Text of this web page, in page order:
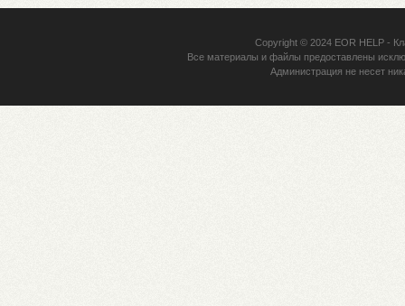
Copyright © 2024 EOR HELP-
Все материалы и файлы предоставлены
Администрация не несет